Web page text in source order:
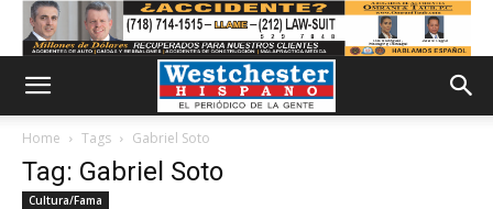
Home Tags Gabriel Soto
Tag: Gabriel Soto
Cultura/Fama